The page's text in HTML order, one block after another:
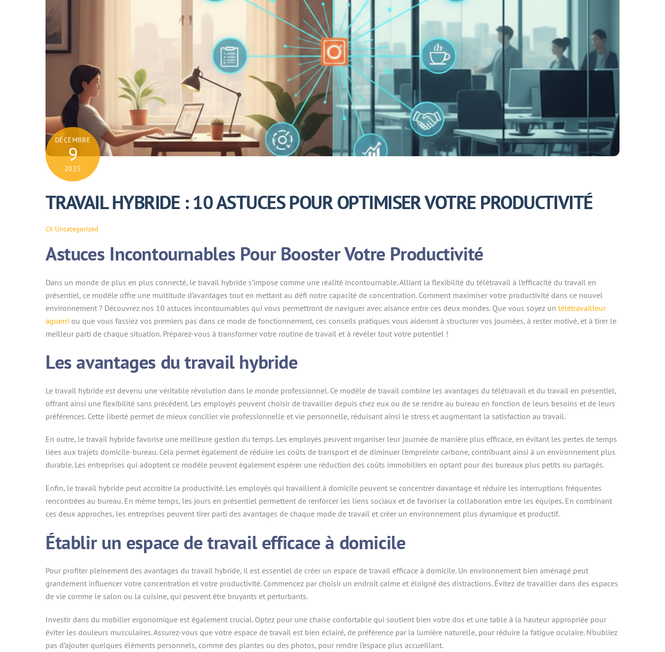
DÉCEMBRE
9
2025
TRAVAIL HYBRIDE : 10 ASTUCES POUR OPTIMISER VOTRE PRODUCTIVITÉ
CX Uncategorized
Astuces Incontournables Pour Booster Votre Productivité
Dans un monde de plus en plus connecté, le travail hybride s’impose comme une réalité incontournable. Alliant la flexibilité du télétravail à l’efficacité du travail en
présentiel, ce modèle offre une multitude d’avantages tout en mettant au défi notre capacité de concentration. Comment maximiser votre productivité dans ce nouvel
environnement ? Découvrez nos 10 astuces incontournables qui vous permettront de naviguer avec aisance entre ces deux mondes. Que vous soyez un télétravailleur
aguerri ou que vous fassiez vos premiers pas dans ce mode de fonctionnement, ces conseils pratiques vous aideront à structurer vos journées, à rester motivé, et à tirer le
meilleur parti de chaque situation. Préparez-vous à transformer votre routine de travail et à révéler tout votre potentiel !
Les avantages du travail hybride
Le travail hybride est devenu une véritable révolution dans le monde professionnel. Ce modèle de travail combine les avantages du télétravail et du travail en présentiel,
offrant ainsi une flexibilité sans précédent. Les employés peuvent choisir de travailler depuis chez eux ou de se rendre au bureau en fonction de leurs besoins et de leurs
préférences. Cette liberté permet de mieux concilier vie professionnelle et vie personnelle, réduisant ainsi le stress et augmentant la satisfaction au travail.
En outre, le travail hybride favorise une meilleure gestion du temps. Les employés peuvent organiser leur journée de manière plus efficace, en évitant les pertes de temps
liées aux trajets domicile-bureau. Cela permet également de réduire les coûts de transport et de diminuer l’empreinte carbone, contribuant ainsi à un environnement plus
durable. Les entreprises qui adoptent ce modèle peuvent également espérer une réduction des coûts immobiliers en optant pour des bureaux plus petits ou partagés.
Enfin, le travail hybride peut accroître la productivité. Les employés qui travaillent à domicile peuvent se concentrer davantage et réduire les interruptions fréquentes
rencontrées au bureau. En même temps, les jours en présentiel permettent de renforcer les liens sociaux et de favoriser la collaboration entre les équipes. En combinant
ces deux approches, les entreprises peuvent tirer parti des avantages de chaque mode de travail et créer un environnement plus dynamique et productif.
Établir un espace de travail efficace à domicile
Pour profiter pleinement des avantages du travail hybride, il est essentiel de créer un espace de travail efficace à domicile. Un environnement bien aménagé peut
grandement influencer votre concentration et votre productivité. Commencez par choisir un endroit calme et éloigné des distractions. Évitez de travailler dans des espaces
de vie comme le salon ou la cuisine, qui peuvent être bruyants et perturbants.
Investir dans du mobilier ergonomique est également crucial. Optez pour une chaise confortable qui soutient bien votre dos et une table à la hauteur appropriée pour
éviter les douleurs musculaires. Assurez-vous que votre espace de travail est bien éclairé, de préférence par la lumière naturelle, pour réduire la fatigue oculaire. N’oubliez
pas d’ajouter quelques éléments personnels, comme des plantes ou des photos, pour rendre l’espace plus accueillant.